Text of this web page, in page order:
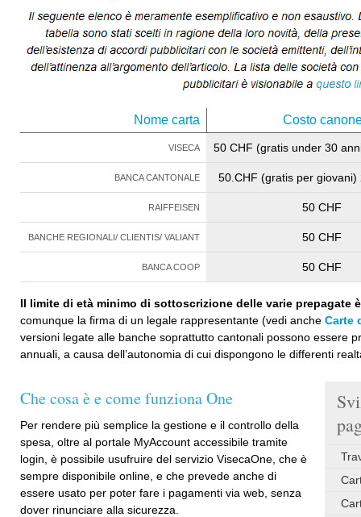
Nome carta Costo
VISECA 50 CHF (gratis under 30
BANCA CANTONALE 50.CHF (gratis per giovani)
RAIFFEISEN 50 CHF
BANCHE REGIONALI/ CLIENTIS/ VALIANT 50 CHF
BANCA COOP 50 CHF
Il limite di età minimo di sottoscrizione delle varie prepagate
comunque la firma di un legale rappresentante (vedi anche Carte
versioni legate alle banche soprattutto cantonali possono essere
annuali, a causa dell’autonomia di cui dispongono le differenti
Che cosa è e come funziona One
Per rendere più semplice la gestione e il controllo della
spesa, oltre al portale MyAccount accessibile tramite
login, è possibile usufruire del servizio VisecaOne, che è
sempre disponibile online, e che prevede anche di
essere usato per poter fare i pagamenti via web, senza
dover rinunciare alla sicurezza.